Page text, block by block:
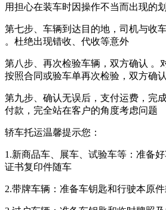
用担心在装车时因操作不当而出现的
第七步、车辆到达目的地，司机与收
。杜绝出现错收、代收等意外
第八步、再次检验车辆，双方确认 。
按照合同或验车单再次检验，双方确
第九步、确认无误后，支付运费，完
付款，完全站在客户的角度考虑问题
轿车托运温馨提示您：
1.新商品车、展车、试验车等：准备
证书复印件随车
2.带牌车辆：准备车钥匙和行驶本原